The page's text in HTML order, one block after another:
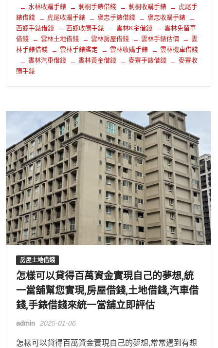
水林收購手錶
莿桐手錶借錢 莿桐收購手錶
虎尾手
錶借錢
虎尾收購手錶 褒忠手錶借錢
褒忠收購手錶
西螺手錶借錢
西螺收購手錶 雲林K金借錢
雲林免留車
借錢
雲林土地借錢 雲林房屋借錢 雲林手錶估價
雲
林手錶借錢
雲林手錶鑑定 雲林收購手錶
雲林機車借錢
雲林汽車借錢
雲林黃金借錢 麥寮手錶借錢
麥寮收
購手錶
房屋土地借錢
怎樣可以貸得百萬資金實現自己的夢想,統
一當舖幫您實現,房屋借錢,土地借錢,汽車借
錢,手錶借錢來統一當舖立即評估
admin 2025-01-06
怎樣可以貸得百萬資金實現自己的夢想,常常遇到有想